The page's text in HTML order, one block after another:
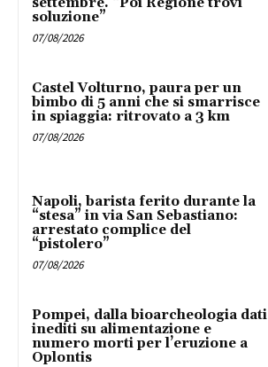
soluzione”
07/08/2026
Castel Volturno, paura per un
bimbo di 5 anni che si smarrisce
in spiaggia: ritrovato a 3 km
07/08/2026
Napoli, barista ferito durante la
“stesa” in via San Sebastiano:
arrestato complice del
“pistolero”
07/08/2026
Pompei, dalla bioarcheologia dati
inediti su alimentazione e
numero morti per l’eruzione a
Oplontis